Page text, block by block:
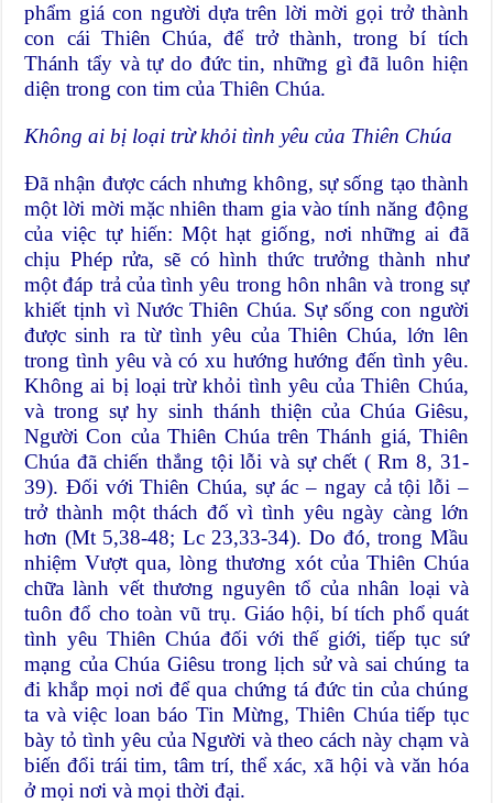
phẩm giá con người dựa trên lời mời gọi trở thành
con cái Thiên Chúa, để trở thành, trong bí tích
Thánh tẩy và tự do đức tin, những gì đã luôn hiện
diện trong con tim của Thiên Chúa.
Không ai bị loại trừ khỏi tình yêu của Thiên Chúa
Đã nhận được cách nhưng không, sự sống tạo thành
một lời mời mặc nhiên tham gia vào tính năng động
của việc tự hiến: Một hạt giống, nơi những ai đã
chịu Phép rửa, sẽ có hình thức trưởng thành như
một đáp trả của tình yêu trong hôn nhân và trong sự
khiết tịnh vì Nước Thiên Chúa. Sự sống con người
được sinh ra từ tình yêu của Thiên Chúa, lớn lên
trong tình yêu và có xu hướng hướng đến tình yêu.
Không ai bị loại trừ khỏi tình yêu của Thiên Chúa,
và trong sự hy sinh thánh thiện của Chúa Giêsu,
Người Con của Thiên Chúa trên Thánh giá, Thiên
Chúa đã chiến thắng tội lỗi và sự chết ( Rm 8, 31-
39). Đối với Thiên Chúa, sự ác – ngay cả tội lỗi –
trở thành một thách đố vì tình yêu ngày càng lớn
hơn (Mt 5,38-48; Lc 23,33-34). Do đó, trong Mầu
nhiệm Vượt qua, lòng thương xót của Thiên Chúa
chữa lành vết thương nguyên tổ của nhân loại và
tuôn đổ cho toàn vũ trụ. Giáo hội, bí tích phổ quát
tình yêu Thiên Chúa đối với thế giới, tiếp tục sứ
mạng của Chúa Giêsu trong lịch sử và sai chúng ta
đi khắp mọi nơi để qua chứng tá đức tin của chúng
ta và việc loan báo Tin Mừng, Thiên Chúa tiếp tục
bày tỏ tình yêu của Người và theo cách này chạm và
biến đổi trái tim, tâm trí, thể xác, xã hội và văn hóa
ở mọi nơi và mọi thời đại.